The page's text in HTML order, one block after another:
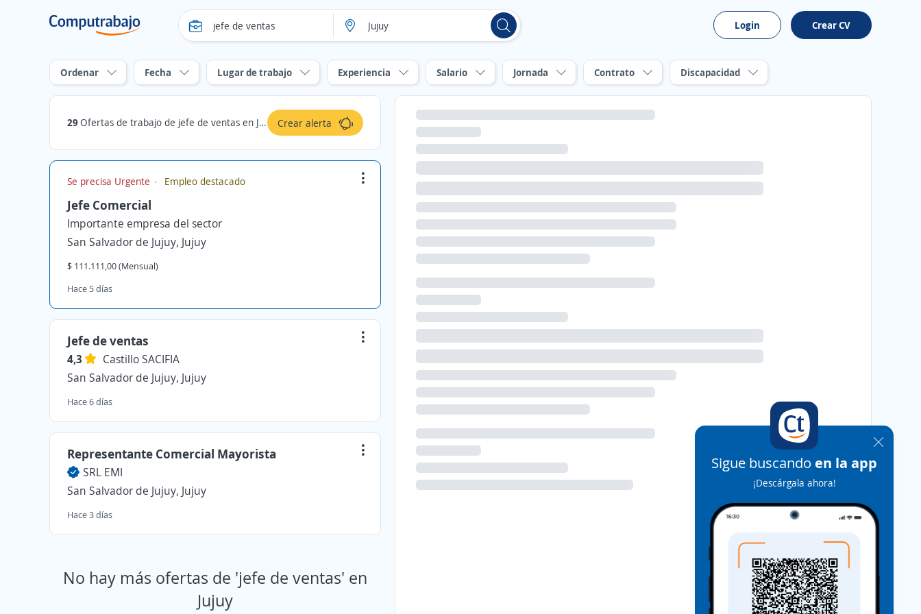
Login Crear CV
Ordenar Fecha Lugar de trabajo Experiencia Salario Jornada Contrato Discapacidad
29 Ofertas de trabajo de jefe de ventas en Jujuy Crear alerta
Se precisa Urgente Empleo destacado
Jefe Comercial
Importante empresa del sector
San Salvador de Jujuy, Jujuy
$ 111.111,00 (Mensual)
Hace 5 días
Jefe de ventas
4,3
Castillo SACIFIA
San Salvador de Jujuy, Jujuy
Hace 6 días
Representante Comercial Mayorista
SRL EMI
San Salvador de Jujuy, Jujuy
Hace 3 días
No hay más ofertas de 'jefe de ventas' en
Jujuy
Sigue buscando en la app
¡Descárgala ahora!